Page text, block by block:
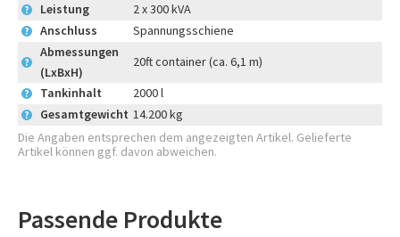
? Leistung 2 x 300 kVA
? Anschluss Spannungsschiene
?
Abmessungen
(LxBxH)
20ft container (ca. 6,1 m)
? Tankinhalt 2000 l
? Gesamtgewicht 14.200 kg
Die Angaben entsprechen dem angezeigten Artikel. Gelieferte
Artikel können ggf. davon abweichen.
Passende Produkte